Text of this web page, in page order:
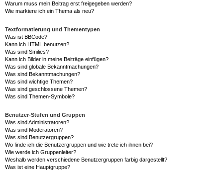
Warum muss mein Beitrag erst freigegeben werden?
Wie markiere ich ein Thema als neu?
Textformatierung und Thementypen
Was ist BBCode?
Kann ich HTML benutzen?
Was sind Smilies?
Kann ich Bilder in meine Beiträge einfügen?
Was sind globale Bekanntmachungen?
Was sind Bekanntmachungen?
Was sind wichtige Themen?
Was sind geschlossene Themen?
Was sind Themen-Symbole?
Benutzer-Stufen und Gruppen
Was sind Administratoren?
Was sind Moderatoren?
Was sind Benutzergruppen?
Wo finde ich die Benutzergruppen und wie trete ich ihnen bei?
Wie werde ich Gruppenleiter?
Weshalb werden verschiedene Benutzergruppen farbig dargestellt?
Was ist eine Hauptgruppe?